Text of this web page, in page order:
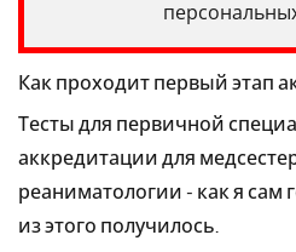
Как проходит первый этап
Тесты для первичной
аккредитации для
реаниматологии - как я сам
из этого получилось.